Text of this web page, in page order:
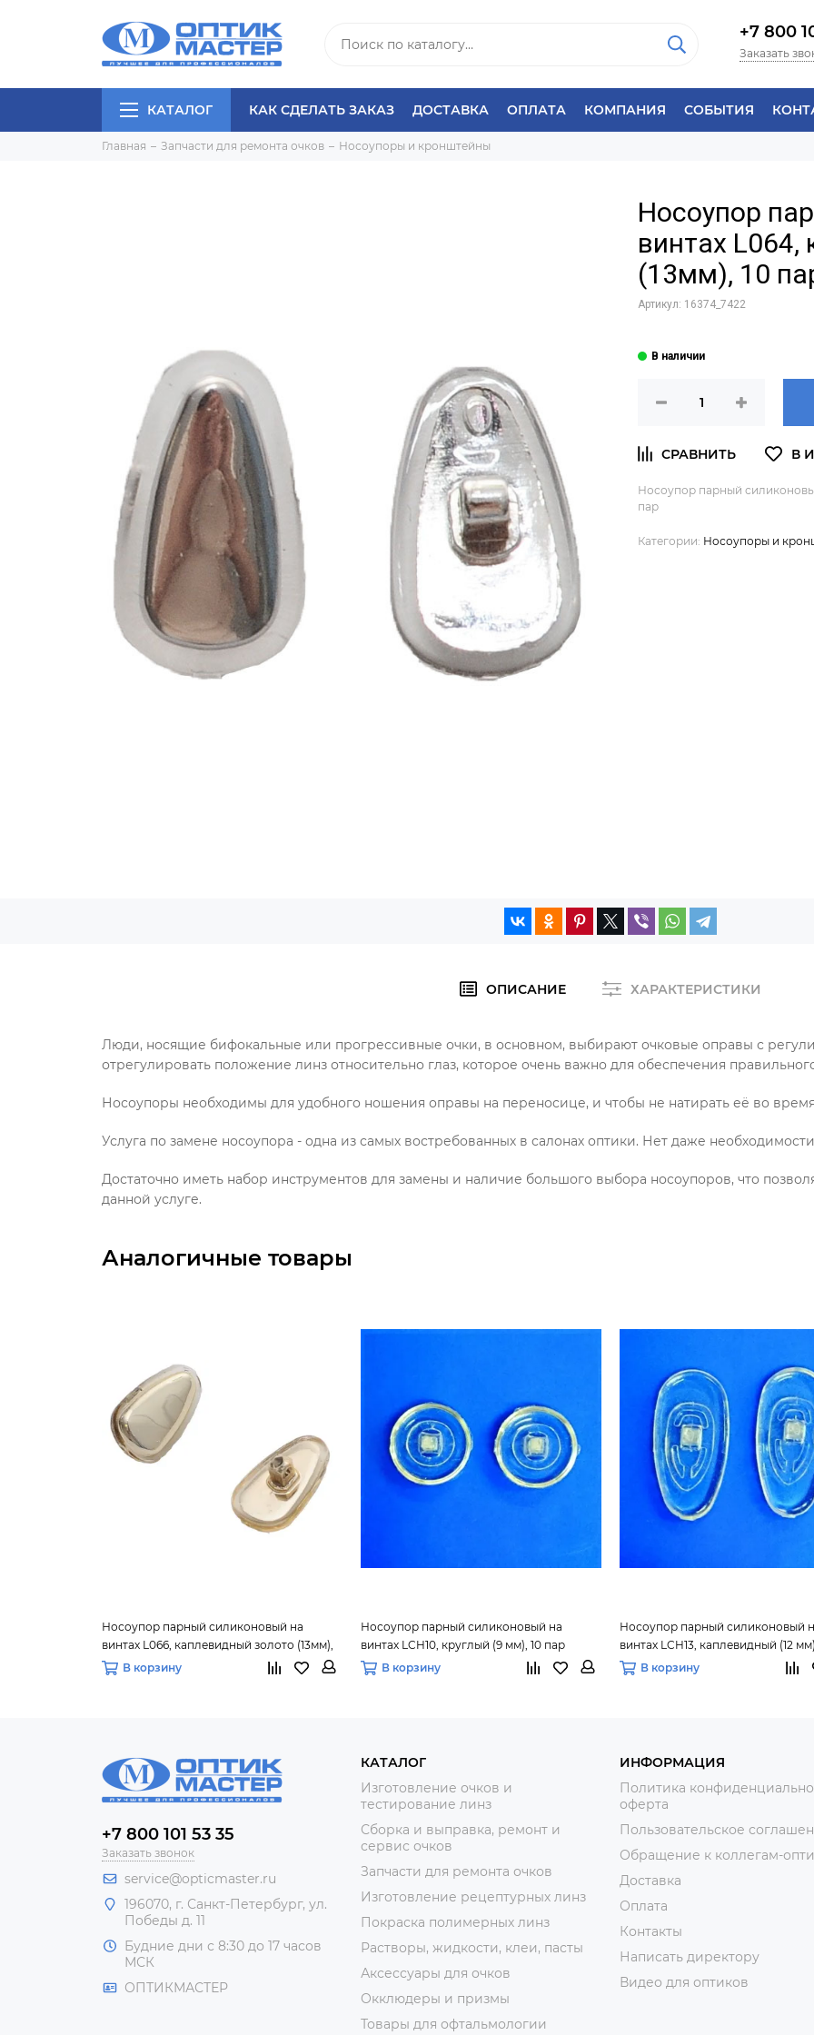
+7 800
Заказать
КАТАЛОГ КАК СДЕЛАТЬ ЗАКАЗ ДОСТАВКА ОПЛАТА КОМПАНИЯ СОБЫТИЯ
Главная Запчасти для ремонта очков Носоупоры и кронштейны
Носоупор
винтах
(13мм), 10
Артикул: 16374_7422
Носоупор парный
пар
Категории: Носоупоры и
ОПИСАНИЕ ХАРАКТЕРИСТИКИ
Люди, носящие бифокальные или прогрессивные очки, в основном, выбирают очковые оправы с
отрегулировать положение линз относительно глаз, которое очень важно для обеспечения
Носоупоры необходимы для удобного ношения оправы на переносице, и чтобы не натирать её во
Услуга по замене носоупора - одна из самых востребованных в салонах оптики. Нет даже
Достаточно иметь набор инструментов для замены и наличие большого выбора носоупоров, что
данной услуге.
Аналогичные товары
Носоупор парный силиконовый на
винтах L066, каплевидный золото (13мм),
10 парВ корзину
Носоупор парный силиконовый на
винтах LCH10, круглый (9 мм), 10 пар
В корзину
Носоупор парный силиконовый
винтах LCH13, каплевидный (12
В корзину
+7 800 101 53 35
Заказать звонок
service@opticmaster.ru
196070, г. Санкт-Петербург, ул.
Победы д. 11
Будние дни с 8:30 до 17 часов
МСК
ОПТИКМАСТЕР
КАТАЛОГ
Изготовление очков и
тестирование линз
Сборка и выправка, ремонт и
сервис очков
Запчасти для ремонта очков
Изготовление рецептурных линз
Покраска полимерных линз
Растворы, жидкости, клеи, пасты
Аксессуары для очков
Окклюдеры и призмы
Товары для офтальмологии
ИНФОРМАЦИЯ
Политика
оферта
Пользовательское
Обращение к коллегам-
Доставка
Оплата
Контакты
Написать директору
Видео для оптиков